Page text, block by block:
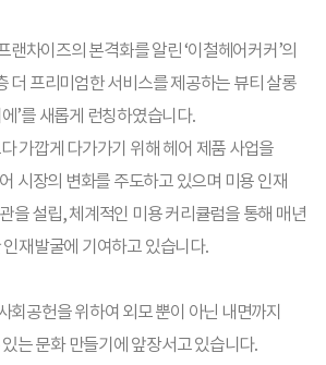
랜차이즈의 본격화를 알린 ‘이철헤어커커’의
더 프리미엄한 서비스를 제공하는 뷰티 살롱
에’를 새롭게 런칭하였습니다.
가깝게 다가가기 위해 헤어 제품 사업을
시장의 변화를 주도하고 있으며 미용 인재
을 설립, 체계적인 미용 커리큘럼을 통해 매년
인재발굴에 기여하고 있습니다.
회공헌을 위하여 외모 뿐이 아닌 내면까지
는 문화 만들기에 앞장서고 있습니다.